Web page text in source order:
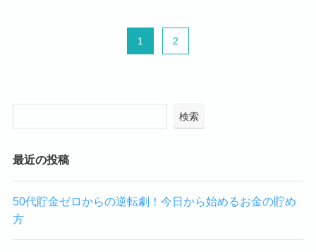
1 2
検索
最近の投稿
50代貯金ゼロからの逆転劇！今日から始めるお金の貯め
方